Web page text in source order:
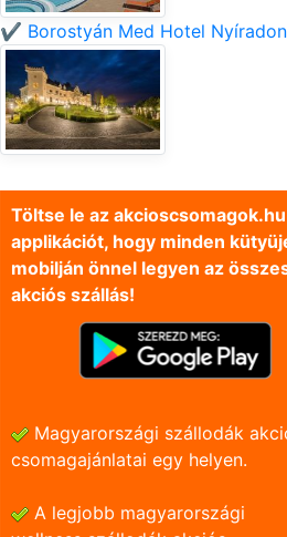
✔️ Borostyán Med Hotel
Töltse le az
applikációt, hogy minden
mobilján önnel legyen az
akciós szállás!
Magyarországi szállodák
csomagajánlatai egy helyen.
A legjobb magyarországi